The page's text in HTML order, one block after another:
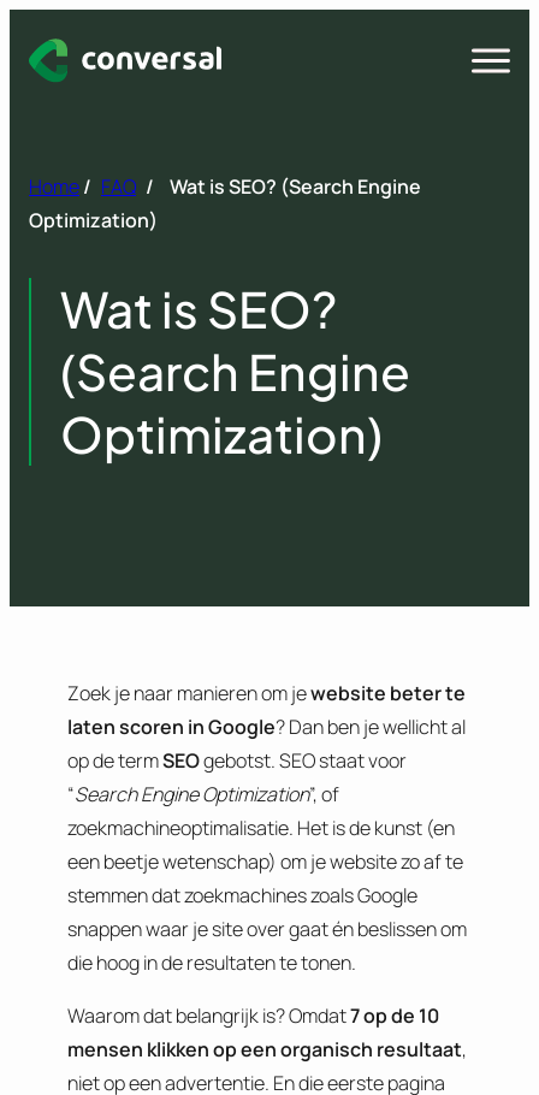
naar
Open
Home/ FAQ /
Wat is SEO? (Search Engine
Optimization)
Wat is SEO?
(Search Engine
Optimization)
Zoek je naar manieren om jewebsite beter te
laten scoren in Google? Dan ben je wellicht al
op de termSEOgebotst. SEO staat voor
“Search Engine Optimization”, of
zoekmachineoptimalisatie. Het is de kunst (en
een beetje wetenschap) om je website zo af te
stemmen dat zoekmachines zoals Google
snappen waar je site over gaat én beslissen om
die hoog in de resultaten te tonen.
Waarom dat belangrijk is? Omdat7 op de 10
mensen klikken op een organisch resultaat,
niet op een advertentie. En die eerste pagina